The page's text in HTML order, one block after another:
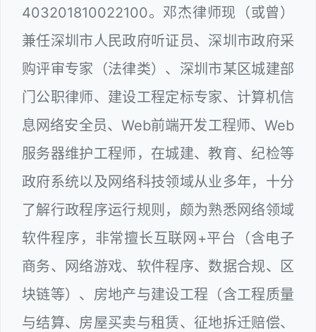
403201810022100。邓杰律师现（或曾）
兼任深圳市人民政府听证员、深圳市政府采
购评审专家（法律类）、深圳市某区城建部
门公职律师、建设工程定标专家、计算机信
息网络安全员、Web前端开发工程师、Web
服务器维护工程师，在城建、教育、纪检等
政府系统以及网络科技领域从业多年，十分
了解行政程序运行规则，颇为熟悉网络领域
软件程序，非常擅长互联网+平台（含电子
商务、网络游戏、软件程序、数据合规、区
块链等）、房地产与建设工程（含工程质量
与结算、房屋买卖与租赁、征地拆迁赔偿、